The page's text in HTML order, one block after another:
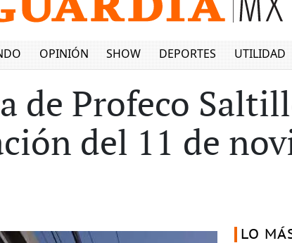
OPINIÓN SHOW DEPORTES UTILIDAD
de Profeco
del 11 de
LO